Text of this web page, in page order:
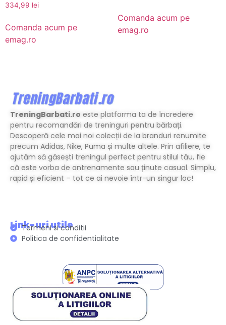
334,99 lei
Comanda acum pe
emag.ro
Comanda acum pe
emag.ro
TreningBarbati.ro este platforma ta de încredere
pentru recomandări de treninguri pentru bărbați.
Descoperă cele mai noi colecții de la branduri renumite
precum Adidas, Nike, Puma și multe altele. Prin afiliere, te
ajutăm să găsești treningul perfect pentru stilul tău, fie
că este vorba de antrenamente sau ținute casual. Simplu,
rapid și eficient – tot ce ai nevoie într-un singur loc!
Link-uri utile
Termeni si conditii
Politica de confidentialitate